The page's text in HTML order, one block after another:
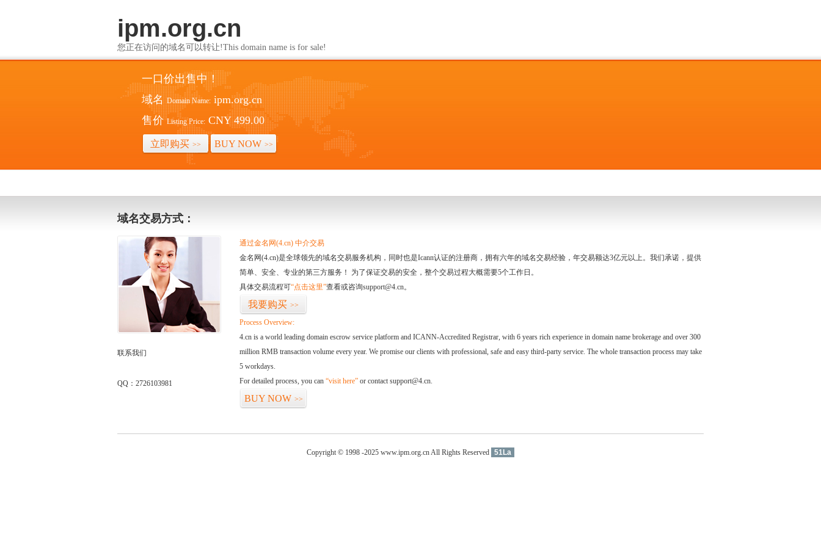
ipm.org.cn
您正在访问的域名可以转让!This domain name is for sale!
一口价出售中！
域名 Domain Name: ipm.org.cn
售价 Listing Price: CNY 499.00
立即购买 >> BUY NOW >>
域名交易方式：
联系我们
QQ：2726103981
通过金名网(4.cn) 中介交易
金名网(4.cn)是全球领先的域名交易服务机构，同时也是Icann认证的注册商，拥有六年的域名交易经验，年交易额达3亿元以上。我们承诺，提供
简单、安全、专业的第三方服务！ 为了保证交易的安全，整个交易过程大概需要5个工作日。
具体交易流程可“点击这里”查看或咨询support@4.cn。
我要购买 >>
Process Overview:
4.cn is a world leading domain escrow service platform and ICANN-Accredited Registrar, with 6 years rich experience in domain name brokerage and over 300
million RMB transaction volume every year. We promise our clients with professional, safe and easy third-party service. The whole transaction process may take
5 workdays.
For detailed process, you can “visit here” or contact support@4.cn.
BUY NOW >>
Copyright © 1998 -2025 www.ipm.org.cn All Rights Reserved 51La